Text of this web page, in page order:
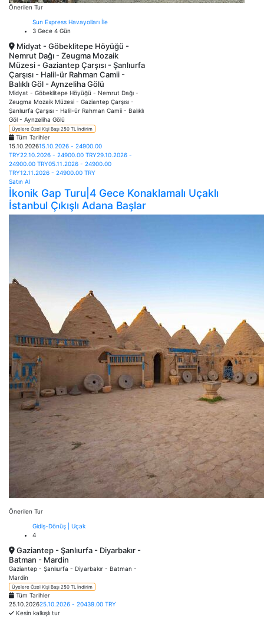
Önerilen Tur
Sun Express Havayolları İle
3 Gece 4 Gün
Midyat - Göbeklitepe Höyüğü -
Nemrut Dağı - Zeugma Mozaik
Müzesi - Gaziantep Çarşısı - Şanlıurfa
Çarşısı - Halil-ür Rahman Camii -
Balıklı Göl - Aynzeliha Gölü
Midyat - Göbeklitepe Höyüğü - Nemrut Dağı -
Zeugma Mozaik Müzesi - Gaziantep Çarşısı -
Şanlıurfa Çarşısı - Halil-ür Rahman Camii - Balıklı
Göl - Aynzeliha Gölü
Üyelere Özel Kişi Başı 250 TL İndirim
Tüm Tarihler
15.10.202615.10.2026 - 24900.00
TRY22.10.2026 - 24900.00 TRY29.10.2026 -
24900.00 TRY05.11.2026 - 24900.00
TRY12.11.2026 - 24900.00 TRY
Satın Al
İkonik Gap Turu|4 Gece Konaklamalı Uçaklı
İstanbul Çıkışlı Adana Başlar
Önerilen Tur
Gidiş-Dönüş | Uçak
4
Gaziantep - Şanlıurfa - Diyarbakır -
Batman - Mardin
Gaziantep - Şanlıurfa - Diyarbakır - Batman -
Mardin
Üyelere Özel Kişi Başı 250 TL İndirim
Tüm Tarihler
25.10.202625.10.2026 - 20439.00 TRY
Kesin kalkışlı tur